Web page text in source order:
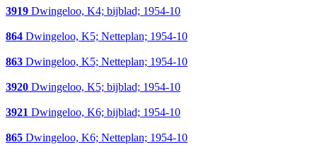
3919 Dwingeloo, K4; bijblad; 1954-10
864 Dwingeloo, K5; Netteplan; 1954-10
863 Dwingeloo, K5; Netteplan; 1954-10
3920 Dwingeloo, K5; bijblad; 1954-10
3921 Dwingeloo, K6; bijblad; 1954-10
865 Dwingeloo, K6; Netteplan; 1954-10